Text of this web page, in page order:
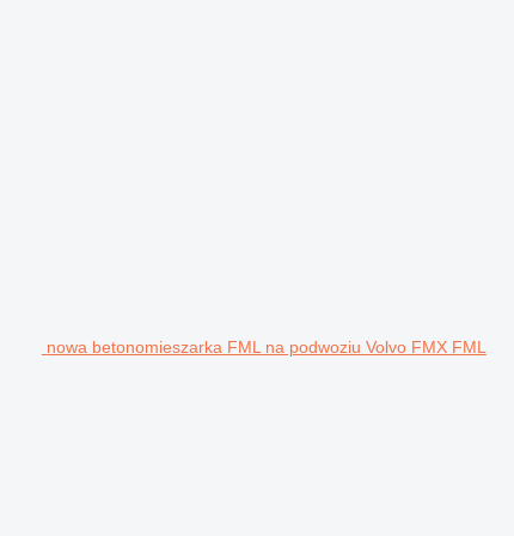
nowa betonomieszarka FML na podwoziu Volvo FMX FML